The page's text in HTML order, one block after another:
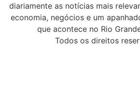
diariamente as notícias mais
economia, negócios e um
que acontece no Rio
Todos os direitos